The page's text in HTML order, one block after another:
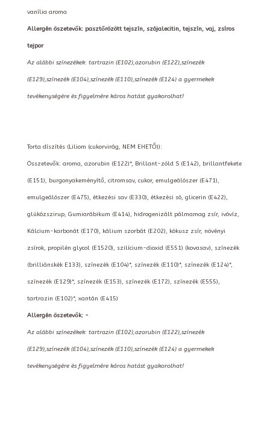
vanília aroma
Allergén öszetevők: pasztőrözött tejszín, szójalecitin, tejszín, vaj, zsíros
tejpor
Az alábbi színezékek: tartrazin (E102),azorubin (E122),színezék
(E129),színezék (E104),színezék (E110),színezék (E124) a gyermekek
tevékenységére és figyelmére káros hatást gyakorolhat!
Torta díszítés (Liliom (cukorvirág, NEM EHETŐ)):
Összetevők: aroma, azorubin (E122)*, Brillant-zöld S (E142), brillantfekete
(E151), burgonyakeményítő, citromsav, cukor, emulgeálószer (E471),
emulgeálószer (E475), étkezési sav (E330), étkezési só, glicerin (E422),
glükózszirup, Gumiarábikum (E414), hidrogenizált pálmamag zsír, ivóvíz,
Kálcium-karbonát (E170), kálium szorbát (E202), kókusz zsír, növényi
zsírok, propilén glycol (E1520), szilícium-dioxid (E551) (kovasav), színezék
(brilliánskék E133), színezék (E104)*, színezék (E110)*, színezék (E124)*,
színezék (E129)*, színezék (E153), színezék (E172), színezék (E555),
tartrazin (E102)*, xantán (E415)
Allergén öszetevők: -
Az alábbi színezékek: tartrazin (E102),azorubin (E122),színezék
(E129),színezék (E104),színezék (E110),színezék (E124) a gyermekek
tevékenységére és figyelmére káros hatást gyakorolhat!